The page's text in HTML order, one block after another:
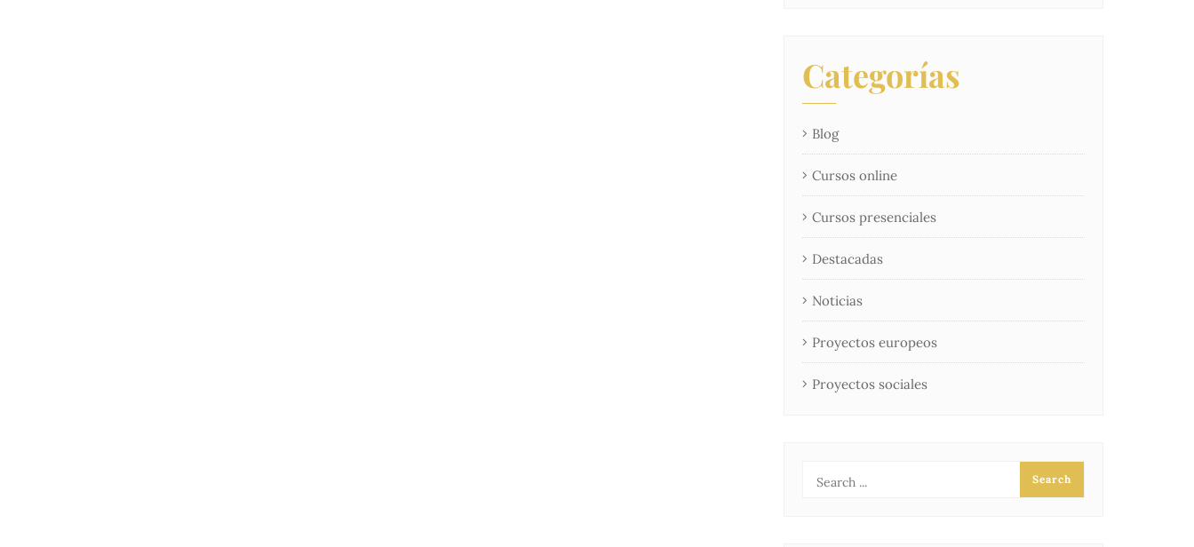
Categorías
Blog
Cursos online
Cursos presenciales
Destacadas
Noticias
Proyectos europeos
Proyectos sociales